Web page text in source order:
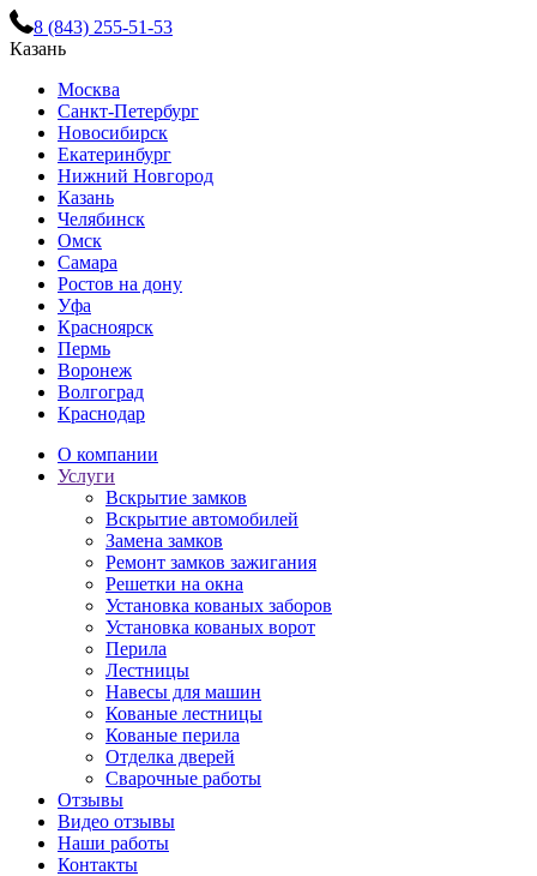
8 (843) 255-51-53
Казань
Москва
Санкт-Петербург
Новосибирск
Екатеринбург
Нижний Новгород
Казань
Челябинск
Омск
Самара
Ростов на дону
Уфа
Красноярск
Пермь
Воронеж
Волгоград
Краснодар
О компании
Услуги
Вскрытие замков
Вскрытие автомобилей
Замена замков
Ремонт замков зажигания
Решетки на окна
Установка кованых заборов
Установка кованых ворот
Перила
Лестницы
Навесы для машин
Кованые лестницы
Кованые перила
Отделка дверей
Сварочные работы
Отзывы
Видео отзывы
Наши работы
Контакты